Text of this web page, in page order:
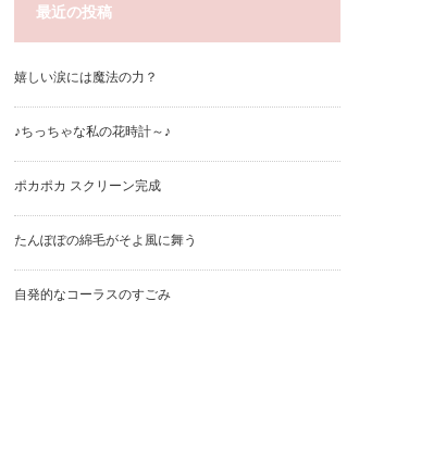
最近の投稿
嬉しい涙には魔法の力？
♪ちっちゃな私の花時計～♪
ポカポカ スクリーン完成
たんぽぽの綿毛がそよ風に舞う
自発的なコーラスのすごみ